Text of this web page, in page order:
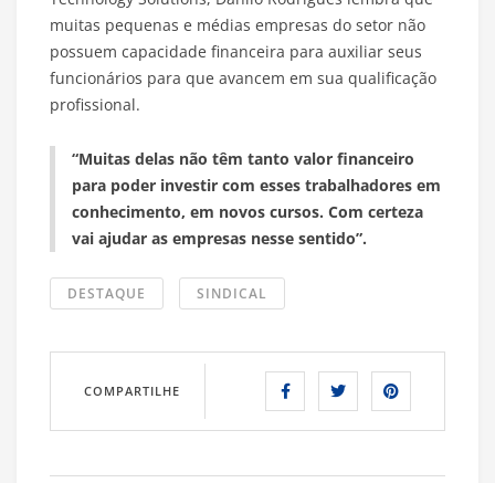
muitas pequenas e médias empresas do setor não
possuem capacidade financeira para auxiliar seus
funcionários para que avancem em sua qualificação
profissional.
“Muitas delas não têm tanto valor financeiro
para poder investir com esses trabalhadores em
conhecimento, em novos cursos. Com certeza
vai ajudar as empresas nesse sentido”.
DESTAQUE SINDICAL
COMPARTILHE